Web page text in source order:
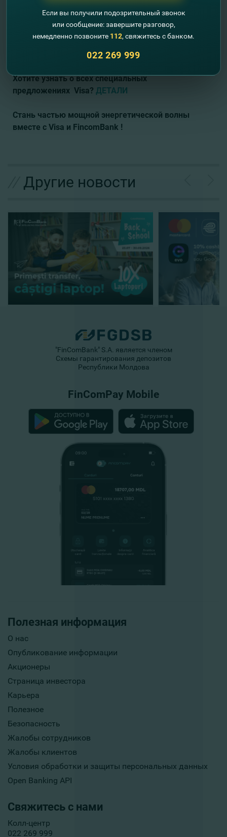
- и приходите в желаемое отделение банка, чтобы
забрать изготовленную карту.
Карту можно получить через 3 рабочих дня в мун.
Кишинэу или через 7 рабочих дней в других
Хотите узнать о всех специальных
предложениях Visa? ДЕТАЛИ
Стань частью мощной энергетической волны
вместе с Visa и FincomBank !
Другие новости
Полезная информация
О нас
Опубликование информации
Акционеры
Страница инвестора
Карьера
Полезное
Безопасность
Жалобы сотрудников
Жалобы клиентов
Условия обработки и защиты персональных данных
Open Banking API
Свяжитесь с нами
Колл-центр
022 269 999
"FinComBank" S.A. является членом
Схемы гарантирования депозитов
Республики Молдова
FinComPay Mobile
Если вы получили подозрительный звонок
или сообщение: завершите разговор,
немедленно позвоните 112, свяжитесь с банком.
022 269 999